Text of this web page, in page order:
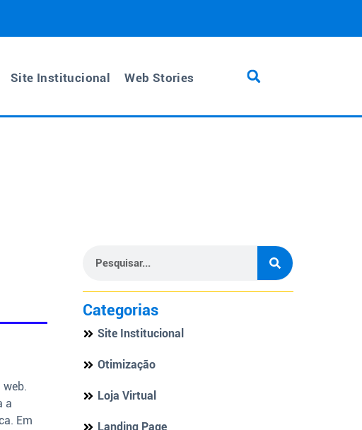
Site Institucional Web Stories
a
Em
Categorias
Site Institucional
Otimização
Loja Virtual
Landing Page